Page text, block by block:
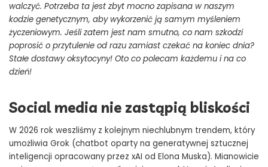
walczyć. Potrzeba ta jest zbyt mocno zapisana w naszym
kodzie genetycznym, aby wykorzenić ją samym myśleniem
życzeniowym. Jeśli zatem jest nam smutno, co nam szkodzi
poprosić o przytulenie od razu zamiast czekać na koniec dnia?
Stałe dostawy oksytocyny! Oto co polecam każdemu i na co
dzień!
Social media nie zastąpią bliskości
W 2026 rok weszliśmy z kolejnym niechlubnym trendem, który
umożliwia Grok (chatbot oparty na generatywnej sztucznej
inteligencji opracowany przez xAI od Elona Muska). Mianowicie